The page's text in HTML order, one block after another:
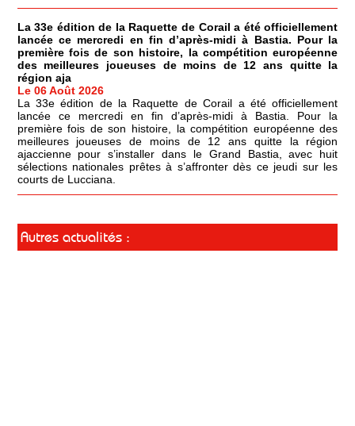
La 33e édition de la Raquette de Corail a été officiellement
lancée ce mercredi en fin d’après-midi à Bastia. Pour la
première fois de son histoire, la compétition européenne
des meilleures joueuses de moins de 12 ans quitte la
région aja
Le 06 Août 2026
La 33e édition de la Raquette de Corail a été officiellement
lancée ce mercredi en fin d’après-midi à Bastia. Pour la
première fois de son histoire, la compétition européenne des
meilleures joueuses de moins de 12 ans quitte la région
ajaccienne pour s’installer dans le Grand Bastia, avec huit
sélections nationales prêtes à s’affronter dès ce jeudi sur les
courts de Lucciana.
Autres actualités :